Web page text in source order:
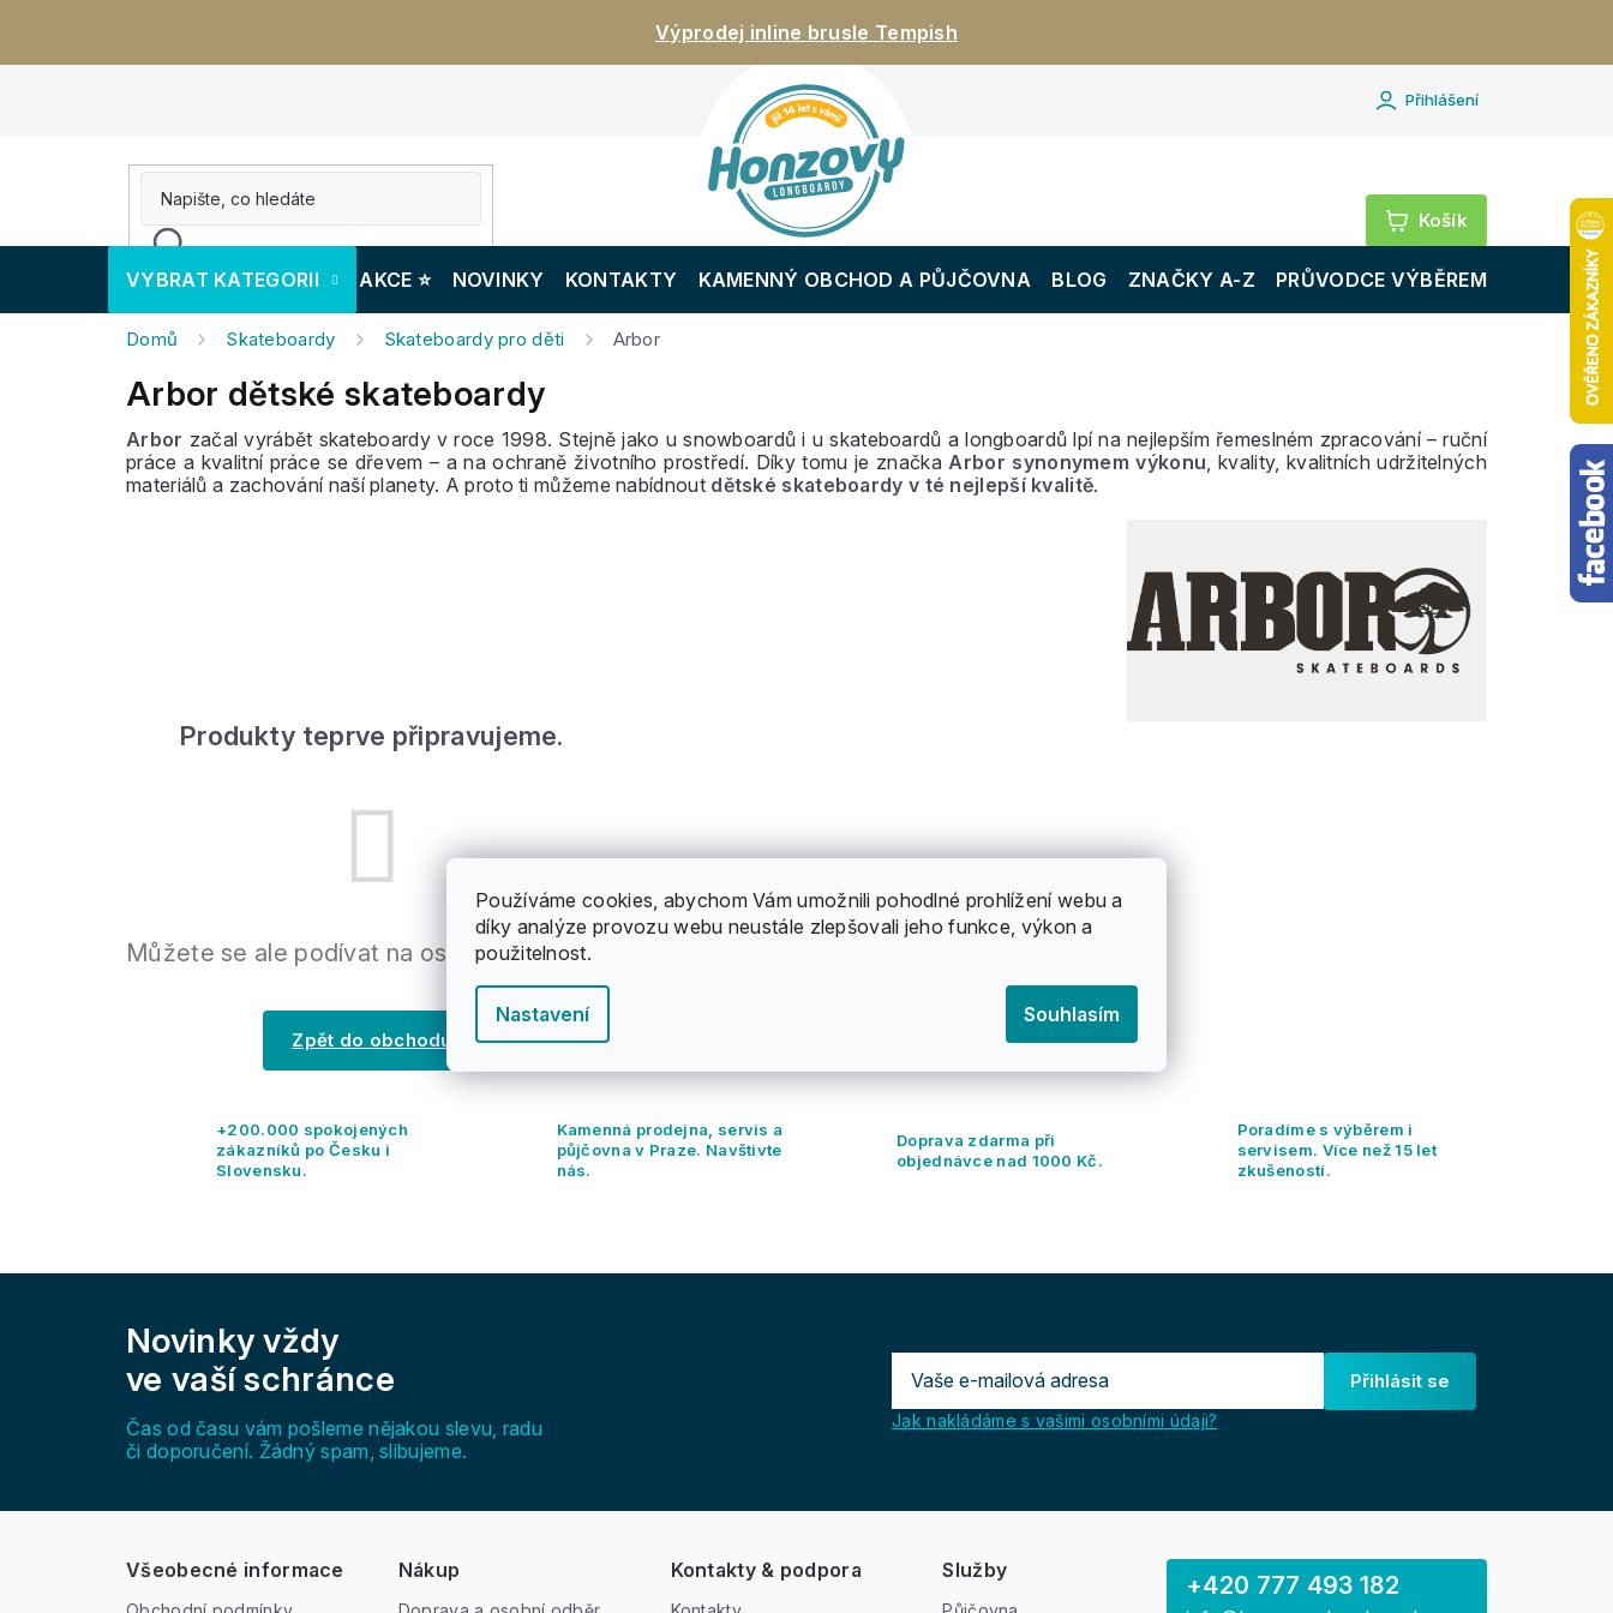
Používáme cookies, abychom Vám umožnili pohodlné prohlížení webu a
díky analýze provozu webu neustále zlepšovali jeho funkce, výkon a
použitelnost.
Nastavení Souhlasím
Výprodej inline brusle Tempish
Přihlášení
Nákupní
košík
VYBRAT KATEGORII AKCE ⭐️ NOVINKY KONTAKTY KAMENNÝ OBCHOD A PŮJČOVNA BLOG ZNAČKY A-Z PRŮVODCE VÝBĚREM
Domů Skateboardy Skateboardy pro děti Arbor
Arbor dětské skateboardy
Arbor začal vyrábět skateboardy v roce 1998. Stejně jako u snowboardů i u skateboardů a longboardů lpí na nejlepším řemeslném zpracování – ruční
práce a kvalitní práce se dřevem – a na ochraně životního prostředí. Díky tomu je značkaArbor synonymem výkonu, kvality, kvalitních udržitelných
materiálů a zachování naší planety. A proto ti můžeme nabídnoutdětské skateboardy v té nejlepší kvalitě.
Produkty teprve připravujeme.
Můžete se ale podívat na ostatní kategorie.
Zpět do obchodu
+200.000 spokojených
zákazníků po Česku i
Slovensku.
Kamenná prodejna, servis a
půjčovna v Praze. Navštivte
nás.
Doprava zdarma při
objednávce nad 1000 Kč.
Poradíme s výběrem i
servisem. Více než 15 let
zkušeností.
Novinky vždy
ve vaší schránce
Čas od času vám pošleme nějakou slevu, radu
či doporučení. Žádný spam, slibujeme.
Přihlásit se
Jak nakládáme s vašimi osobními údaji?
Všeobecné informace Nákup Kontakty & podpora Služby
+420 777 493 182